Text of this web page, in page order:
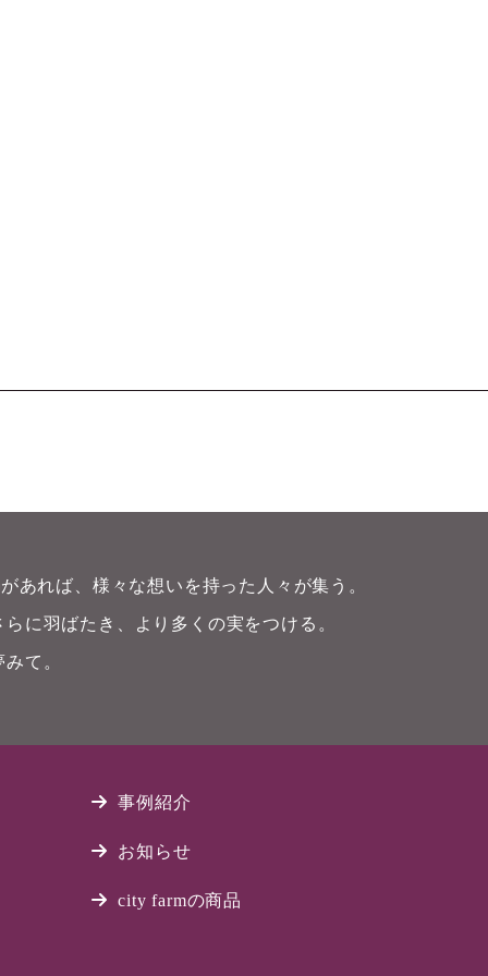
あれば、様々な想いを持った人々が集う。
に羽ばたき、より多くの実をつける。
て。
事例紹介
お知らせ
city farmの商品